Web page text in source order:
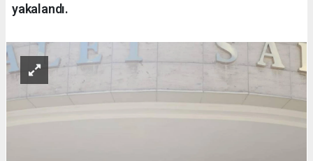
yakalandı.